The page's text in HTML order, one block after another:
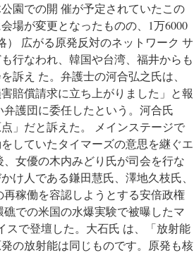
園での開 催が予定されていたこの
場が変更となったものの、1万6000
） 広がる原発反対のネットワーク サ
行なわれ、韓国や台湾、福井からも
訴え た。弁護士の河合弘之氏は、
賠償請求に立ち上がりました」と報
護団に委任したという。河合氏
」だと訴えた。 メインステージで
していたタイマーズの意思を継ぐエ
女優の木内みどり氏が司会を行な
け人である鎌田慧氏、澤地久枝氏、
稼働を容認しようとする安倍政権
での米国の水爆実験で被曝したマ
スで登壇した。大石氏 は、「放射能
の放射能は同じものです。原発も核